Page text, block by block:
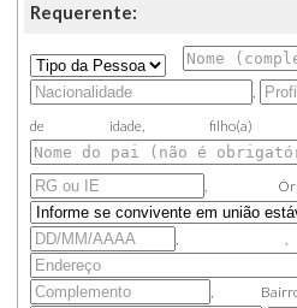
Requerente:
,
de idade,
,
,
,